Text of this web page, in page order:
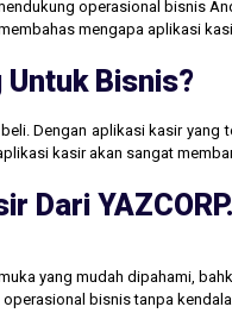
operasional bisnis
mengapa aplikasi
Untuk Bisnis?
Dengan aplikasi kasir
kasir akan sangat
Dari
yang mudah dipahami,
bisnis tanpa